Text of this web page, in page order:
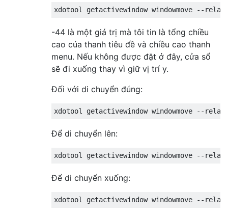
-44 là một giá trị mà tôi tin là tổng chiều
cao của thanh tiêu đề và chiều cao thanh
menu. Nếu không được đặt ở đây, cửa sổ
sẽ đi xuống thay vì giữ vị trí y.
Đối với di chuyển đúng:
Để di chuyển lên:
Để di chuyển xuống: